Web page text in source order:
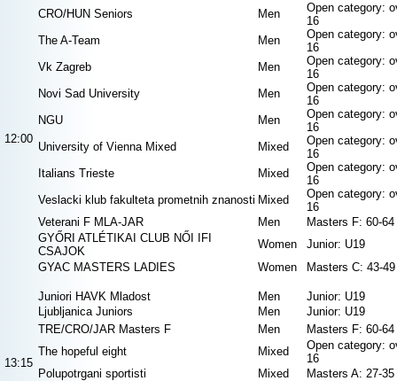
12:00
CRO/HUN Seniors Men
Open category:
16
The A-Team
Men
Open category:
16
Vk Zagreb
Men
Open category:
16
Novi Sad University
Men
Open category:
16
NGU
Men
Open category:
16
University of Vienna Mixed
Mixed
Open category:
16
Italians Trieste
Mixed
Open category:
16
Veslacki klub fakulteta prometnih znanosti Mixed
Open category:
16
Veterani F MLA-JAR
Men
Masters F: 60-64
GYŐRI ATLÉTIKAI CLUB NŐI IFI
CSAJOK
Women
Junior: U19
GYAC MASTERS LADIES
Women Masters C: 43-49
13:15
Juniori HAVK Mladost Men
Junior: U19
Ljubljanica Juniors
Men
Junior: U19
TRE/CRO/JAR Masters F
Men
Masters F: 60-64
The hopeful eight
Mixed
Open category:
16
Polupotrgani sportisti
Mixed
Masters A: 27-35